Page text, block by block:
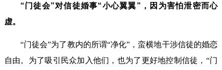
“门徒会”对信徒婚事“小心翼翼”，因为害怕泄密而心
虚。
“门徒会”为了教内的所谓“净化”，蛮横地干涉信徒的婚恋
自由。为了吸引民众加入他们，也为了更好地控制信徒，“门